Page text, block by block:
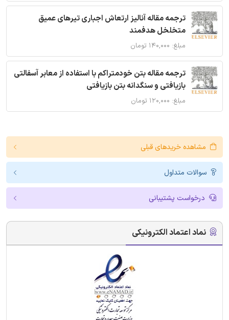
ترجمه مقاله آنالیز ارتعاش اجباری تیرهای عمیق
متخلخل هدفمند
مبلغ: ۱۴۰,۰۰۰ تومان
ترجمه مقاله بتن خودمتراکم با استفاده از معابر آسفالتی
بازیافتی و سنگدانه بتن بازیافتی
مبلغ: ۱۲۰,۰۰۰ تومان
مشاهده خریدهای قبلی
سوالات متداول
درخواست پشتیبانی
نماد اعتماد الکترونیکی